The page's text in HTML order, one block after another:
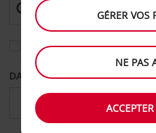
Sélectionnez une autre
DATE DE DÉPART
GÉRER VOS
NE PAS